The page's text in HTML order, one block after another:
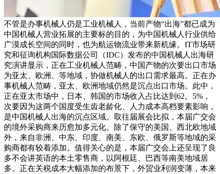
不管是办事机械人仍是工业机械人，当前产物“出海”都已成为
中国机械人营业拓展的主要标的目的，为中国机械人行业供给
广漠成长空间的同时，也为航运物流业带来新机缘。IT市场研
究和征询机构国际数据公司（IDC）发布的中国机械人出海研
究演讲显示，正在工业机械人范畴，中国产物的次要出口市场
为亚太、欧洲、等地域，协做机械人的出口需求最高。正在办
事机械人范畴，亚太、欧洲地域仍然是沉点出口市场。此中，
正在亚太市场中，日本、韩国的市场收入占比达到62。5%，
次要因为这两个国度受生齿老龄化、人力成本高档要素影响，
是中国机械人出海的沉点区域。取往届展会比拟，本届广交会
的境外采购商来历愈加多元化。除了保守的美国、西北欧地域
外，来自非洲、中东、印度、南美、东欧、俄罗斯等地域的采
购商都有较着添加。值得关心的是，本届广交会上还呈现了良
多不会讲英语的本土零售商，以阿根廷、巴西等南美地域居
多。正在关税成本大幅添加的布景下，外贸业利润变薄，本来